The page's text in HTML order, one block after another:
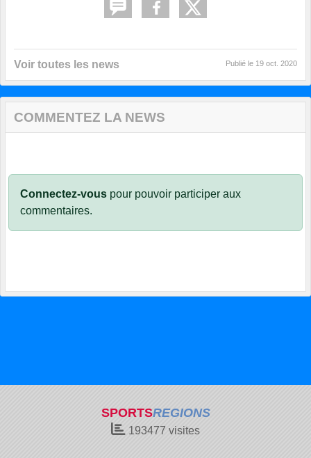
Voir toutes les news Publié le 19 oct. 2020
COMMENTEZ LA NEWS
Connectez-vous pour pouvoir participer aux
commentaires.
SPORTSREGIONS
193477 visites